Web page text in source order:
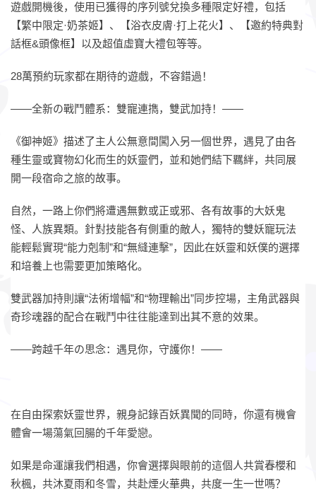
遊戲開機後，使用已獲得的序列號兌換多種限定好禮，包括
【繁中限定·奶茶姬】、【浴衣皮膚·打上花火】、【邀約特典對
話框&頭像框】以及超值虛寶大禮包等等。
28萬預約玩家都在期待的遊戲，不容錯過！
——全新の戰鬥體系：雙寵連擕，雙武加持！——
《御神姬》描述了主人公無意間闖入另一個世界，遇見了由各
種生靈或寶物幻化而生的妖靈們，並和她們結下羈絆，共同展
開一段宿命之旅的故事。
自然，一路上你們將遭遇無數或正或邪、各有故事的大妖鬼
怪、人族異類。針對技能各有側重的敵人，獨特的雙妖寵玩法
能輕鬆實現“能力剋制”和“無縫連擊”，因此在妖靈和妖僕的選擇
和培養上也需要更加策略化。
雙武器加持則讓“法術增幅”和“物理輸出”同步控場，主角武器與
奇珍魂器的配合在戰鬥中往往能達到出其不意的效果。
——跨越千年の思念：遇見你，守護你！——
在自由探索妖靈世界，親身記錄百妖異聞的同時，你還有機會
體會一場蕩氣回腸的千年愛戀。
如果是命運讓我們相遇，你會選擇與眼前的這個人共賞春櫻和
秋楓，共沐夏雨和冬雪，共赴煙火華典，共度一生一世嗎？